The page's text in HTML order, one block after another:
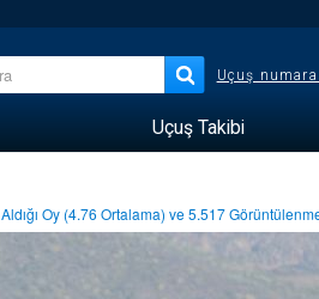
Uçuş
Uçuş Takibi
Aldığı Oy (4.76 Ortalama) ve5.517